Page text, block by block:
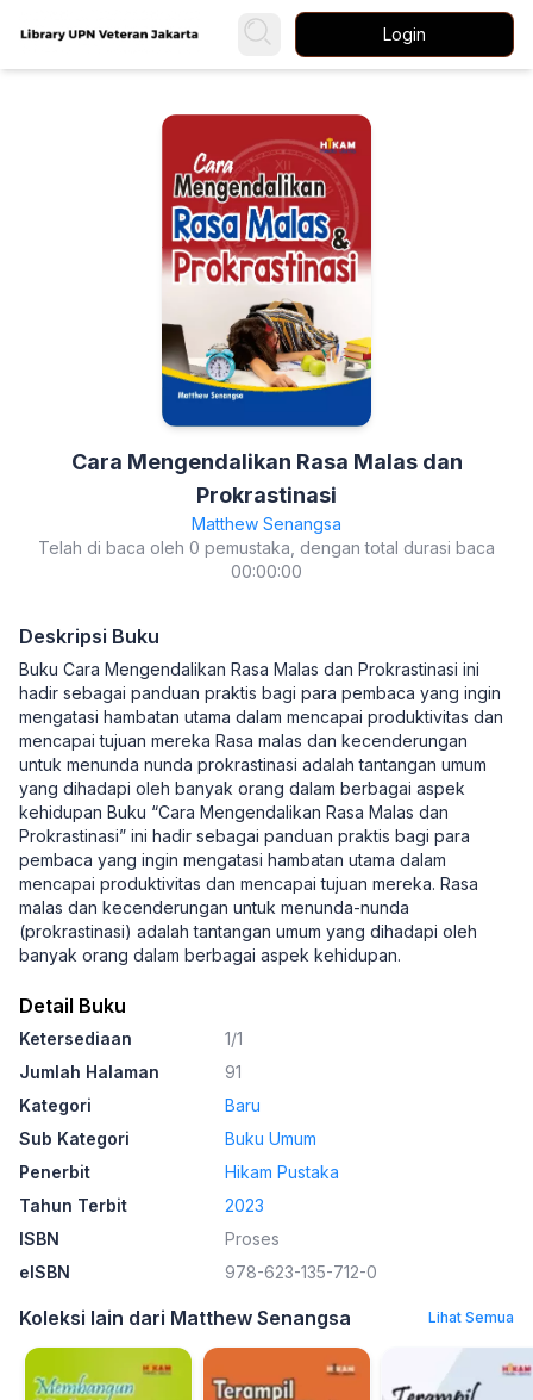
Login
Cara Mengendalikan Rasa Malas dan
Prokrastinasi
Matthew Senangsa
Telah di baca oleh 0 pemustaka, dengan total durasi baca
00:00:00
Deskripsi Buku
Buku Cara Mengendalikan Rasa Malas dan Prokrastinasi ini
hadir sebagai panduan praktis bagi para pembaca yang ingin
mengatasi hambatan utama dalam mencapai produktivitas dan
mencapai tujuan mereka Rasa malas dan kecenderungan
untuk menunda nunda prokrastinasi adalah tantangan umum
yang dihadapi oleh banyak orang dalam berbagai aspek
kehidupan Buku “Cara Mengendalikan Rasa Malas dan
Prokrastinasi” ini hadir sebagai panduan praktis bagi para
pembaca yang ingin mengatasi hambatan utama dalam
mencapai produktivitas dan mencapai tujuan mereka. Rasa
malas dan kecenderungan untuk menunda-nunda
(prokrastinasi) adalah tantangan umum yang dihadapi oleh
banyak orang dalam berbagai aspek kehidupan.
Detail Buku
Ketersediaan
1/1
Jumlah Halaman
91
Kategori
Baru
Sub Kategori
Buku Umum
Penerbit
Hikam Pustaka
Tahun Terbit
2023
ISBN
Proses
eISBN
978-623-135-712-0
Koleksi lain dari Matthew Senangsa Lihat Semua